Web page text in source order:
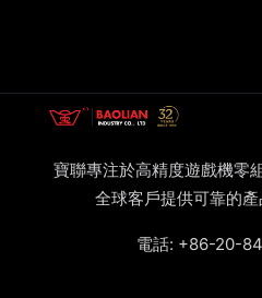
寶聯專注於高精度遊戲機零
全球客戶提供可靠的產
電話: +86-20-